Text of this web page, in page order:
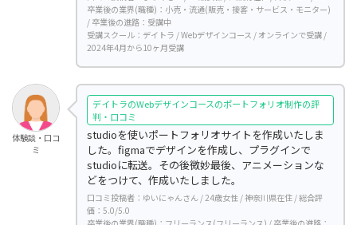
卒業後の業界(職種)：小売・流通(販売・接客・サービス・モニター)
/ 卒業後の進路：受講中
受講スクール：デイトラ / Webデザインコース / オンラインで受講 /
2024年4月から10ヶ月受講
体験談・口コ
ミ
デイトラのWebデザインコースのポートフォリオ制作の評
判・口コミ
studioを使いポートフォリオサイトを作成いたしま
した。figmaでデザインを作成し、プラグインで
studioに転送。その後微妙最後、アニメーションな
どをつけて、作成いたしました。
口コミ投稿者：ゆいにゃんさん / 24歳女性 / 神奈川県在住 / 総合評
価：5.0/5.0
卒業後の業界(職種)：フリーランス(フリーランス) / 卒業後の進路：